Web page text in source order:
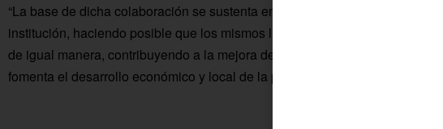
“La base de dicha colaboración se sustenta en la disposición de todos los
institución, haciendo posible que los mismos lleguen a todos los
de igual manera, contribuyendo a la mejora de la calidad de vida de los
fomenta el desarrollo económico y local de la provincia”, ha concluido Ruiz.